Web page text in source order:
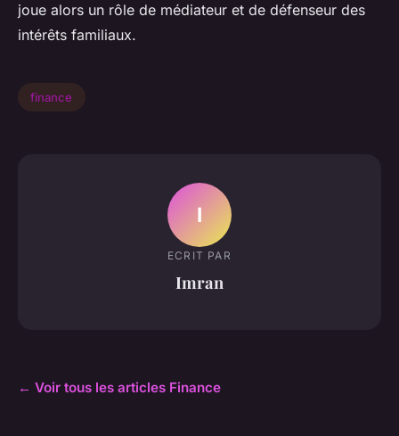
joue alors un rôle de médiateur et de défenseur des
intérêts familiaux.
finance
I
ECRIT PAR
Imran
← Voir tous les articles Finance